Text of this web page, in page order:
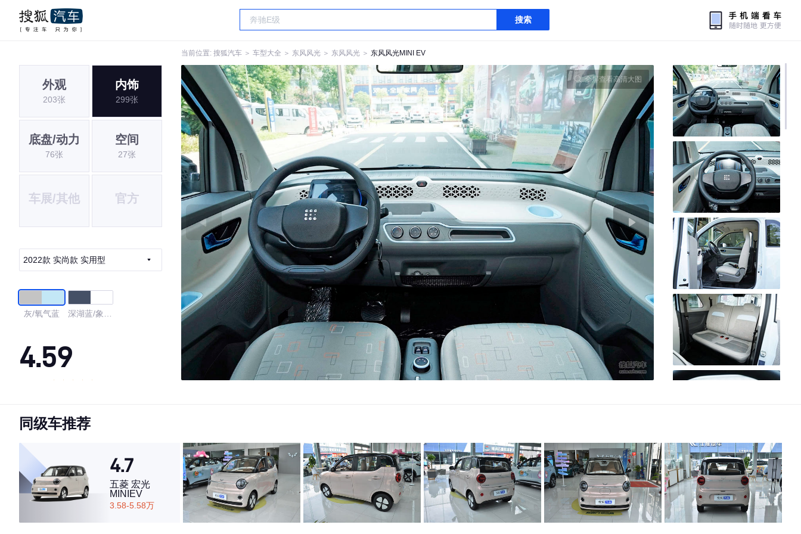
搜索
当前位置: 搜狐汽车 ＞ 车型大全 ＞ 东风风光 ＞ 东风风光 ＞ 东风风光MINI EV
外观
203张
内饰
299张
底盘/动力
76张
空间
27张
车展/其他 官方
2022款 实尚款 实用型
灰/氧气蓝
深湖蓝/象牙
4.59
·内饰表现较为优秀，优于63%同级车
·空间表现一般，低于58%同级车
全屏查看高清大图
同级车推荐
4.7
五菱 宏光
MINIEV
3.58-5.58万